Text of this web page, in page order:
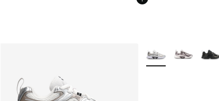
Plus de couleurs